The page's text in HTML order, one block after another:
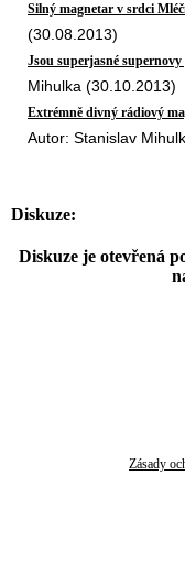
Silný magnetar v srdci
(30.08.2013)
Jsou superjasné
Mihulka (30.10.2013)
Extrémně divný rádiový
Autor: Stanislav
Diskuze:
Diskuze je otevřená
Zásady